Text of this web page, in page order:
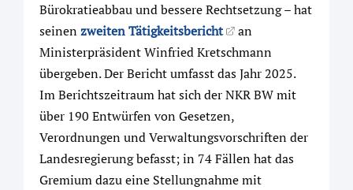
Bürokratieabbau und bessere Rechtsetzung – hat
seinenzweiten Tätigkeitsbericht
an
Ministerpräsident Winfried Kretschmann
übergeben. Der Bericht umfasst das Jahr 2025.
Im Berichtszeitraum hat sich der NKR BW mit
über 190 Entwürfen von Gesetzen,
Verordnungen und Verwaltungsvorschriften der
Landesregierung befasst; in 74 Fällen hat das
Gremium dazu eine Stellungnahme mit